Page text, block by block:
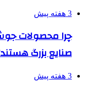
3 هفته پیش
صنایع بزرگ
3 هفته پیش